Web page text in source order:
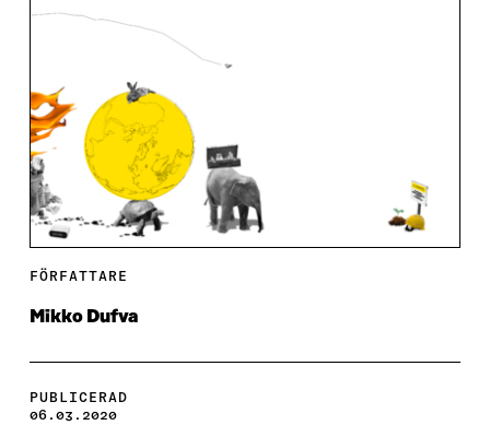
FÖRFATTARE
Mikko Dufva
PUBLICERAD
06.03.2020